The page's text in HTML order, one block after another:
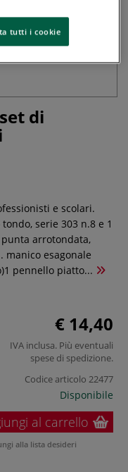
di
e scolari.
serie 303 n.8 e 1
arrotondata,
esagonale
pennello piatto...
€ 14,40
IVA inclusa. Più eventuali
spese di spedizione.
Codice articolo 22477
Disponibile
al carrello
alla lista desideri
tutti i cookie